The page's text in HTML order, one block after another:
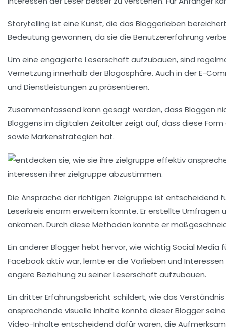
Storytelling ist eine Kunst, die das Bloggerleben
Bedeutung gewonnen, da sie die Benutzererfahrung
Um eine engagierte Leserschaft aufzubauen, sind
Vernetzung innerhalb der Blogosphäre. Auch in derE-
und Dienstleistungen zu präsentieren.
Zusammenfassend kann gesagt werden, dass Bloggen
Bloggens im digitalen Zeitalter zeigt auf, dass diese
sowie Markenstrategien hat.
Die Ansprache der richtigen Zielgruppe ist entscheidend
Leserkreis enorm erweitern konnte. Er erstellte
ankamen. Durch diese Methoden konnte er
Ein anderer Blogger hebt hervor, wie wichtig Social Media
Facebook aktiv war, lernte er die Vorlieben und
engere Beziehung zu seiner Leserschaft aufzubauen.
Ein dritter Erfahrungsbericht schildert, wie das
ansprechende visuelle Inhalte konnte dieser Blogger
Video-Inhalte entscheidend dafür waren, die